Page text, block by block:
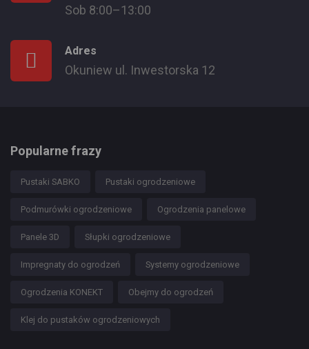
Sob 8:00–13:00
Adres
Okuniew ul. Inwestorska 12
Popularne frazy
Pustaki SABKO Pustaki ogrodzeniowe
Podmurówki ogrodzeniowe Ogrodzenia panelowe
Panele 3D Słupki ogrodzeniowe
Impregnaty do ogrodzeń Systemy ogrodzeniowe
Ogrodzenia KONEKT Obejmy do ogrodzeń
Klej do pustaków ogrodzeniowych